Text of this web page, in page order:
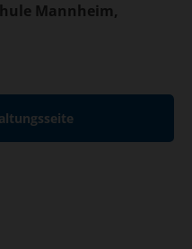
Mannheim,